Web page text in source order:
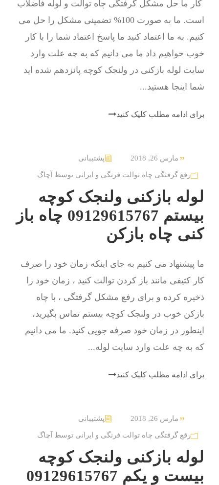
کار ما حل مشکل گرفتگی چاه توالت و لوله فاضلاب
است. ما به صورت 100% تضمینی مشکل را حل می
کنیم. به ما اعتماد کنید ما پاسخ اعتماد شما را با کار
خوب خواهیم داد ما می دانیم که به چه علت وارد
سایت لوله بازکنی در ولنجک کوچه پانزدهم شده اید
شما اینجا هستید...
برای ادامه مطلب کلیک کنید
مارس 26, 2018 پشتیبانی
رفع گرفتگی چاه توالت فرنگی و ایرانی توسط آچاگ
لوله بازکنی ولنجک کوچه
بیستم 09129615767 چاه باز
کنی چاه بازکن
ما پیشنهاد می کنیم به جای اینکه زمان خود را صرف
کار کثیفی مانند باز کردن توالت کنید ، زمان خود را
ذخیره کرده و برای رفع مشکل گرفتگی ، با چاه
بازکن خوب در ولنجک کوچه بیستم تماس بگیرید،
اینطور در زمان خود صرفه جویی کنید. ما می دانیم
که به چه علت وارد سایت لوله...
برای ادامه مطلب کلیک کنید
مارس 26, 2018 پشتیبانی
رفع گرفتگی چاه توالت فرنگی و ایرانی توسط آچاگ
لوله بازکنی ولنجک کوچه
بیست و یکم 09129615767